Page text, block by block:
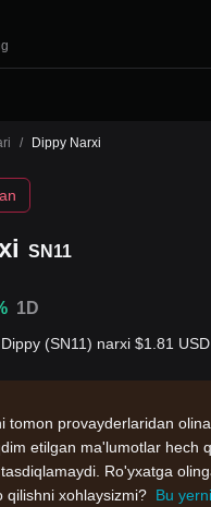
/ Dippy Narxi
SN11
1D
(SN11) narxi $1.81 USD
tomon provayderlaridan
etilgan ma'lumotlar hech
Ro'yxatga
qilishni xohlaysizmi? Bu